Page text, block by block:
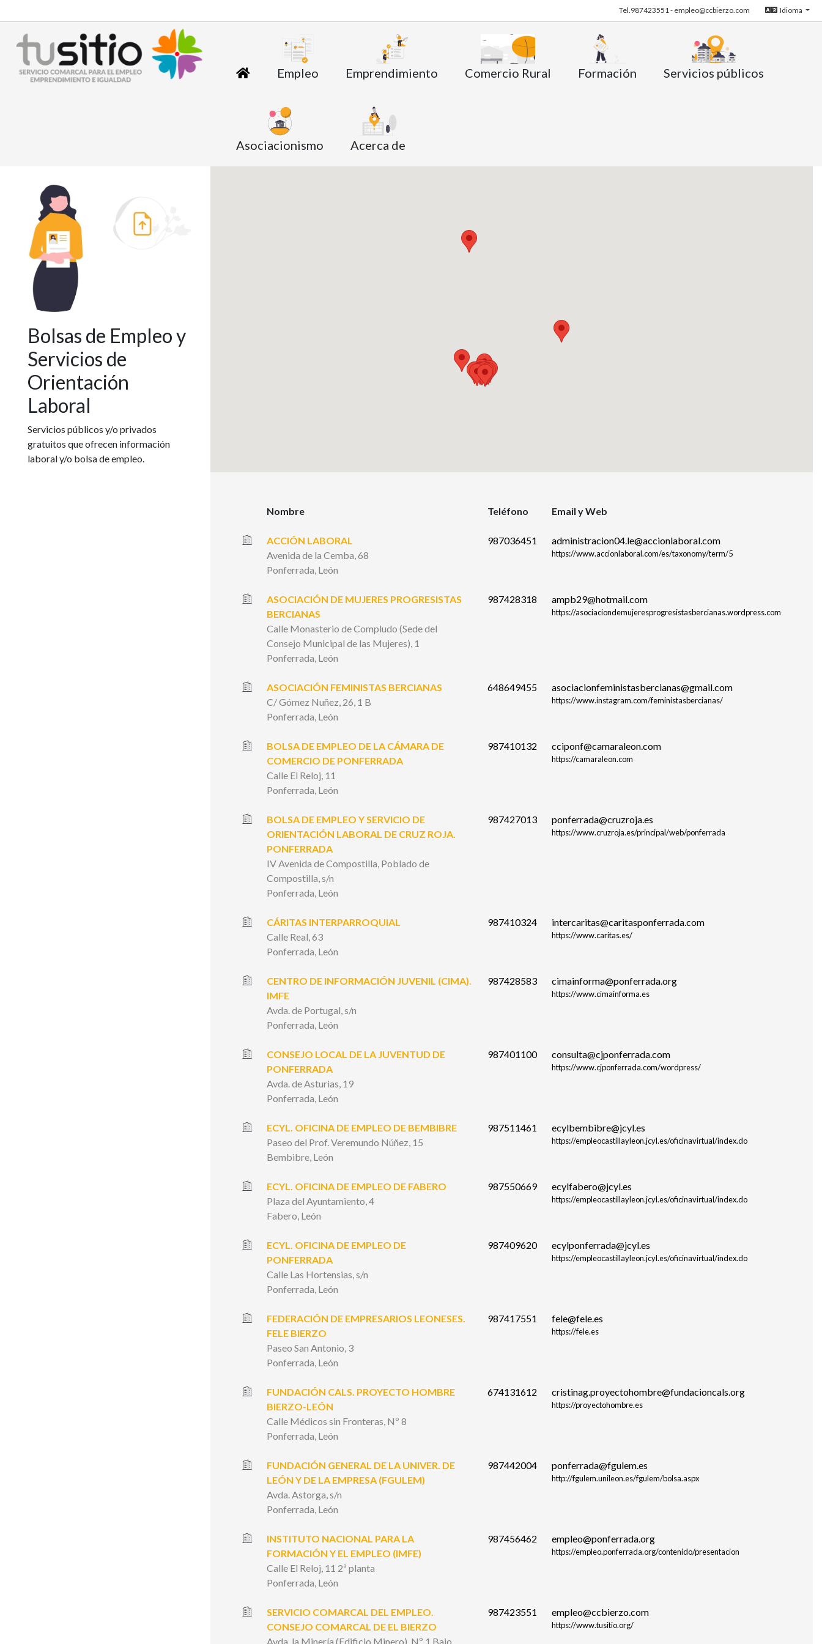
Tel.987423551- empleo@ccbierzo.com Idioma
Empleo Emprendimiento Comercio Rural Formación Servicios públicos
Asociacionismo Acerca de
Bolsas de Empleo y
Servicios de
Orientación
Laboral
Servicios públicos y/o privados
gratuitos que ofrecen información
laboral y/o bolsa de empleo.
Nombre Teléfono Email y Web
ACCIÓN LABORAL
Avenida de la Cemba, 68
Ponferrada, León
987036451 administracion04.le@accionlaboral.com
https://www.accionlaboral.com/es/taxonomy/term/5
ASOCIACIÓN DE MUJERES PROGRESISTAS
BERCIANAS
Calle Monasterio de Compludo (Sede del
Consejo Municipal de las Mujeres), 1
Ponferrada, León
987428318 ampb29@hotmail.com
https://asociaciondemujeresprogresistasbercianas.wordpress.com
ASOCIACIÓN FEMINISTAS BERCIANAS
C/ Gómez Nuñez, 26, 1 B
Ponferrada, León
648649455 asociacionfeministasbercianas@gmail.com
https://www.instagram.com/feministasbercianas/
BOLSA DE EMPLEO DE LA CÁMARA DE
COMERCIO DE PONFERRADA
Calle El Reloj, 11
Ponferrada, León
987410132 cciponf@camaraleon.com
https://camaraleon.com
BOLSA DE EMPLEO Y SERVICIO DE
ORIENTACIÓN LABORAL DE CRUZ ROJA.
PONFERRADA
IV Avenida de Compostilla, Poblado de
Compostilla, s/n
Ponferrada, León
987427013 ponferrada@cruzroja.es
https://www.cruzroja.es/principal/web/ponferrada
CÁRITAS INTERPARROQUIAL
Calle Real, 63
Ponferrada, León
987410324 intercaritas@caritasponferrada.com
https://www.caritas.es/
CENTRO DE INFORMACIÓN JUVENIL (CIMA).
IMFE
Avda. de Portugal, s/n
Ponferrada, León
987428583 cimainforma@ponferrada.org
https://www.cimainforma.es
CONSEJO LOCAL DE LA JUVENTUD DE
PONFERRADA
Avda. de Asturias, 19
Ponferrada, León
987401100 consulta@cjponferrada.com
https://www.cjponferrada.com/wordpress/
ECYL. OFICINA DE EMPLEO DE BEMBIBRE
Paseo del Prof. Veremundo Núñez, 15
Bembibre, León
987511461 ecylbembibre@jcyl.es
https://empleocastillayleon.jcyl.es/oficinavirtual/index.do
ECYL. OFICINA DE EMPLEO DE FABERO
Plaza del Ayuntamiento, 4
Fabero, León
987550669 ecylfabero@jcyl.es
https://empleocastillayleon.jcyl.es/oficinavirtual/index.do
ECYL. OFICINA DE EMPLEO DE
PONFERRADA
Calle Las Hortensias, s/n
Ponferrada, León
987409620 ecylponferrada@jcyl.es
https://empleocastillayleon.jcyl.es/oficinavirtual/index.do
FEDERACIÓN DE EMPRESARIOS LEONESES.
FELE BIERZO
Paseo San Antonio, 3
Ponferrada, León
987417551 fele@fele.es
https://fele.es
FUNDACIÓN CALS. PROYECTO HOMBRE
BIERZO-LEÓN
Calle Médicos sin Fronteras, Nº 8
Ponferrada, León
674131612 cristinag.proyectohombre@fundacioncals.org
https://proyectohombre.es
FUNDACIÓN GENERAL DE LA UNIVER. DE
LEÓN Y DE LA EMPRESA (FGULEM)
Avda. Astorga, s/n
Ponferrada, León
987442004 ponferrada@fgulem.es
http://fgulem.unileon.es/fgulem/bolsa.aspx
INSTITUTO NACIONAL PARA LA
FORMACIÓN Y EL EMPLEO (IMFE)
Calle El Reloj, 11 2ª planta
Ponferrada, León
987456462 empleo@ponferrada.org
https://empleo.ponferrada.org/contenido/presentacion
SERVICIO COMARCAL DEL EMPLEO.
CONSEJO COMARCAL DE EL BIERZO
Avda. la Minería (Edificio Minero), Nº 1 Bajo
987423551 empleo@ccbierzo.com
https://www.tusitio.org/